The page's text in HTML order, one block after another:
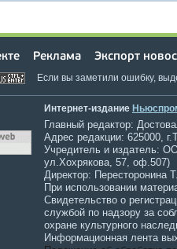
Реклама Экспорт
Если вы заметили ошибку,
Интернет-издание
Главный редактор:
Адрес редакции: 625000,
Учредитель и издатель:
ул.Хохрякова, 57, оф.507)
Директор: Пересторонина
При использовании
Свидетельство о
службой по надзору за
охране культурного
Информационная лента